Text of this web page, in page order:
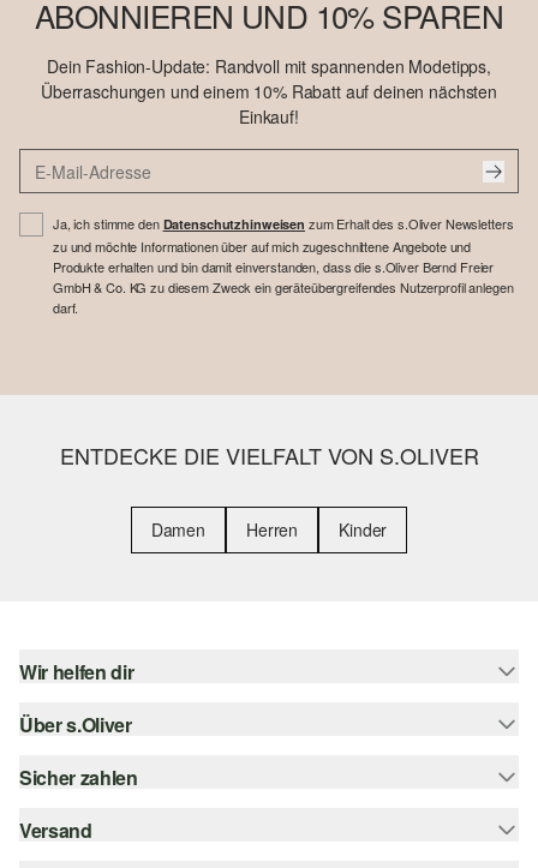
ABONNIEREN UND 10% SPAREN
Dein Fashion-Update: Randvoll mit spannenden Modetipps,
Überraschungen und einem 10% Rabatt auf deinen nächsten
Einkauf!
Ja, ich stimme den Datenschutzhinweisen zum Erhalt des s.Oliver Newsletters
zu und möchte Informationen über auf mich zugeschnittene Angebote und
Produkte erhalten und bin damit einverstanden, dass die s.Oliver Bernd Freier
GmbH & Co. KG zu diesem Zweck ein geräteübergreifendes Nutzerprofil anlegen
darf.
ENTDECKE DIE VIELFALT VON S.OLIVER
Damen Herren Kinder
Wir helfen dir
Hilfe & FAQ
Größenberatung
Über s.Oliver
Newsletter
s.Oliver Card
Sicher zahlen
Rechnung
Versand